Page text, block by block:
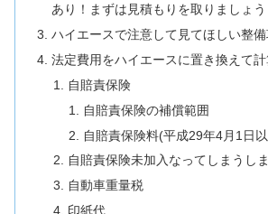
あり！まずは見積もりを取りましょう
ハイエースで注意して見てほしい整
法定費用をハイエースに置き換えて
自賠責保険
自賠責保険の補償範囲
自賠責保険料(平成29年4月1日
自賠責保険未加入なってしまうし
自動車重量税
印紙代